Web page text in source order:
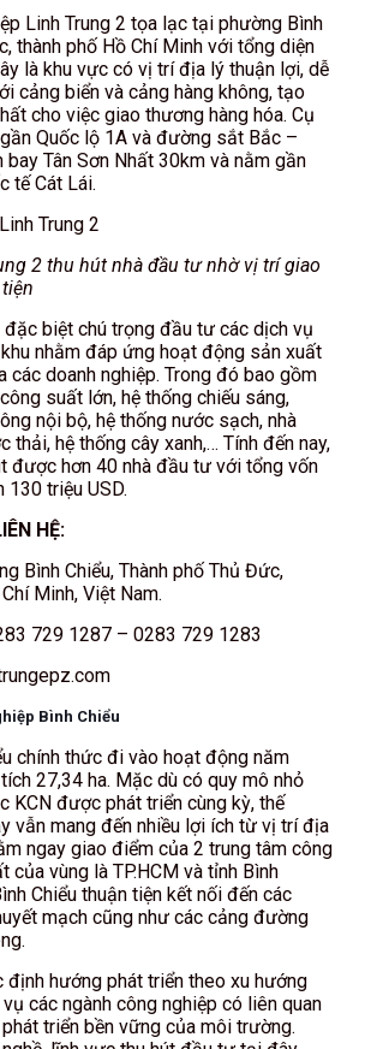
Linh Trung 2 tọa lạc tại phường Bình
thành phố Hồ Chí Minh với tổng diện
là khu vực có vị trí địa lý thuận lợi, dễ
cảng biển và cảng hàng không, tạo
cho việc giao thương hàng hóa. Cụ
Quốc lộ 1A và đường sắt Bắc –
bay Tân Sơn Nhất 30km và nằm gần
tế Cát Lái.
2 thu hút nhà đầu tư nhờ vị trí giao
đặc biệt chú trọng đầu tư các dịch vụ
nhằm đáp ứng hoạt động sản xuất
các doanh nghiệp. Trong đó bao gồm
suất lớn, hệ thống chiếu sáng,
nội bộ, hệ thống nước sạch, nhà
thải, hệ thống cây xanh,… Tính đến nay,
được hơn 40 nhà đầu tư với tổng vốn
triệu USD.
HỆ:
Bình Chiểu, Thành phố Thủ Đức,
Minh, Việt Nam.
729 1287 – 0283 729 1283
Bình Chiểu
chính thức đi vào hoạt động năm
27,34 ha. Mặc dù có quy mô nhỏ
KCN được phát triển cùng kỳ, thế
vẫn mang đến nhiều lợi ích từ vị trí địa
ngay giao điểm của 2 trung tâm công
của vùng là TP.HCM và tỉnh Bình
Chiểu thuận tiện kết nối đến các
mạch cũng như các cảng đường
định hướng phát triển theo xu hướng
các ngành công nghiệp có liên quan
triển bền vững của môi trường.